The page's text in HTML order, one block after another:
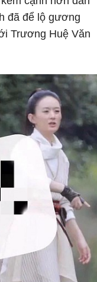
đã để lộ gương
Trương Huệ Văn